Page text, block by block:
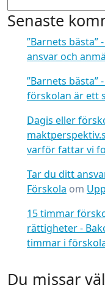
Senaste
”Barnets bästa”
ansvar och
”Barnets bästa”
förskolan är ett
Dagis eller
varför fattar vi
Tar du ditt
Förskola om
15 timmar
rättigheter -
timmar i
Du missar